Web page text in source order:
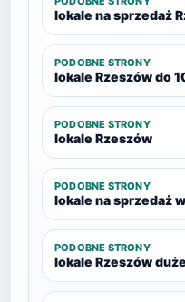
lokale na sprzedaż
PODOBNE STRONY
lokale Rzeszów do
PODOBNE STRONY
lokale Rzeszów
PODOBNE STRONY
lokale na sprzedaż
PODOBNE STRONY
lokale Rzeszów